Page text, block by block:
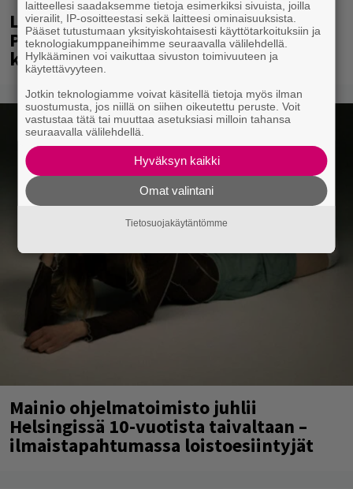
Laittomasta graffitista kiinni jäänyt
Paavo Arhinmäki jälleen spraypullo
kädessä – näitä puolueita ei kiinnosta
Mainio ohjelmatoimisto juhlii
Helsingissä 10-vuotista taivaltaan –
ilmaistapahtumassa loistoesiintyjät
laitteellesi saadaksemme tietoja esimerkiksi sivuista, joilla
vierailit, IP-osoitteestasi sekä laitteesi ominaisuuksista.
Pääset tutustumaan yksityiskohtaisesti käyttötarkoituksiin ja
teknologiakumppaneihimme seuraavalla välilehdellä.
Hylkääminen voi vaikuttaa sivuston toimivuuteen ja
käytettävyyteen.
Jotkin teknologiamme voivat käsitellä tietoja myös ilman
suostumusta, jos niillä on siihen oikeutettu peruste. Voit
vastustaa tätä tai muuttaa asetuksiasi milloin tahansa
seuraavalla välilehdellä.
Hyväksyn kaikki
Omat valintani
Tietosuojakäytäntömme